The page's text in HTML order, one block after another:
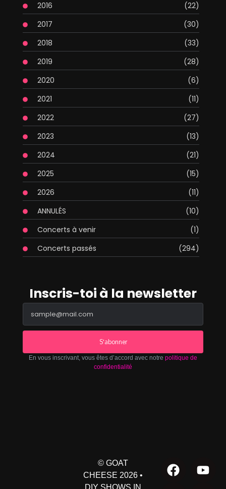
2016
(22)
2017
(30)
2018
(33)
2019
(28)
2020
(6)
2021
(11)
2022
(27)
2023
(13)
2024
(21)
2025
(15)
2026
(11)
ANNULÉS
(10)
Concerts à venir
(1)
Concerts passés
(294)
Inscris-toi à la newsletter
S'abonner
En vous inscrivant, vous êtes d’accord avec notre politique de
confidentialité
© GOAT
CHEESE 2026 •
DIY SHOWS IN